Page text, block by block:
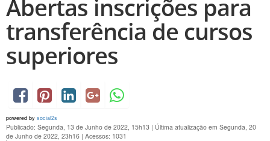
Abertas inscrições para
transferência de cursos
superiores
powered by social2s
Publicado: Segunda, 13 de Junho de 2022, 15h13 | Última atualização em Segunda, 20
de Junho de 2022, 23h16 | Acessos: 1031